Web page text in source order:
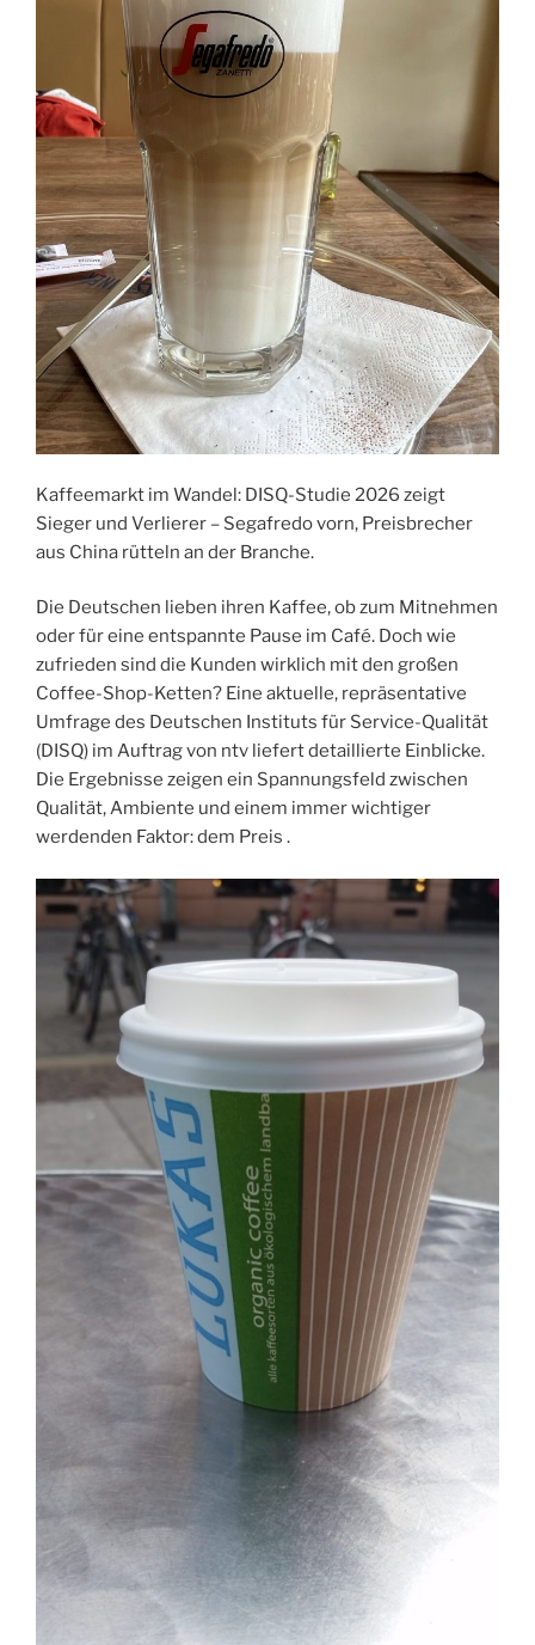
Kaffeemarkt im Wandel: DISQ-Studie 2026 zeigt
Sieger und Verlierer – Segafredo vorn, Preisbrecher
aus China rütteln an der Branche.
Die Deutschen lieben ihren Kaffee, ob zum Mitnehmen
oder für eine entspannte Pause im Café. Doch wie
zufrieden sind die Kunden wirklich mit den großen
Coffee-Shop-Ketten? Eine aktuelle, repräsentative
Umfrage des Deutschen Instituts für Service-Qualität
(DISQ) im Auftrag von ntv liefert detaillierte Einblicke.
Die Ergebnisse zeigen ein Spannungsfeld zwischen
Qualität, Ambiente und einem immer wichtiger
werdenden Faktor: dem Preis .